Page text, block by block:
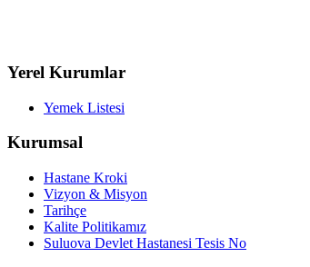
(Acil
Yerel Kurumlar
Yemek Listesi
Kurumsal
Hastane Kroki
Vizyon & Misyon
Tarihçe
Kalite Politikamız
Suluova Devlet Hastanesi Tesis No